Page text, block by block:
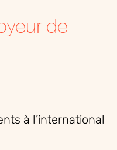
de
à l’international